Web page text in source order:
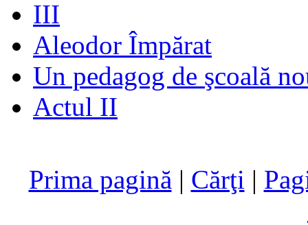
III
Aleodor Împărat
Un pedagog de şcoală
Actul II
Prima pagină | Cărţi |